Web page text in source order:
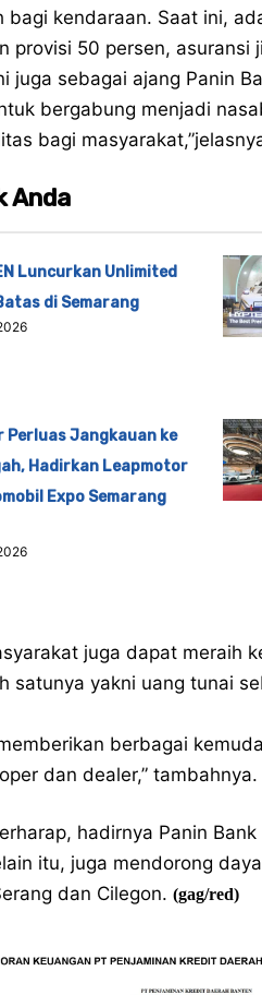
kendaraan. Saat ini,
provisi 50 persen,
juga sebagai ajang Panin
bergabung menjadi
bagi
Anda
Luncurkan Unlimited
di Semarang
Perluas Jangkauan ke
Hadirkan Leapmotor
Expo Semarang
juga dapat meraih
satunya yakni uang tunai
berbagai
dan dealer,” tambahnya.
hadirnya Panin
itu, juga mendorong
dan Cilegon. (gag/red)